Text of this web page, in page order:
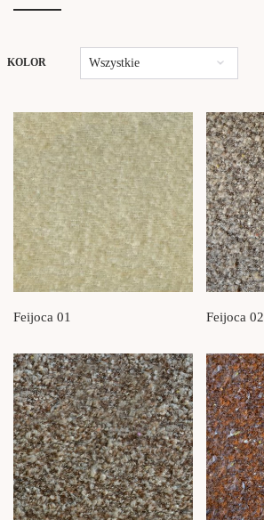
KOLOR Wszystkie
Feijoca 01 Feijoca 02